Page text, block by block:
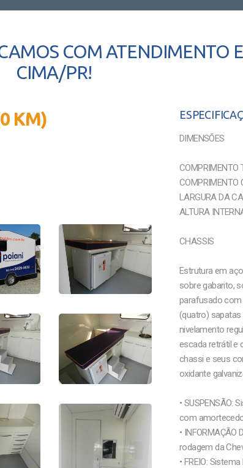
COM ATENDIMENTO
CIMA/PR!
KM)
DIMENSÕES
COMPRIMENTO
COMPRIMENTO
LARGURA DA
ALTURA
CHASSIS
Estrutura em
sobre gabarito,
parafusado com
(quatro) sapatas
nivelamento
escada retrátil e
chassi e seus
oxidante
• SUSPENSÃO:
com
• INFORMAÇÃO
rodagem da
• FREIO: